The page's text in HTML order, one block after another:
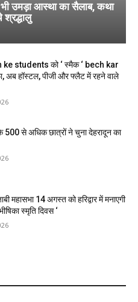
उमड़ा आस्था का सैलाब, कथा
ke students को ‘ स्मैक ‘ bech kar
अब हॉस्टल, पीजी और फ्लैट में रहने वाले
500 से अधिक छात्रों ने चुना देहरादून का
महासभा 14 अगस्त को हरिद्वार में मनाएगी
स्मृति दिवस ‘